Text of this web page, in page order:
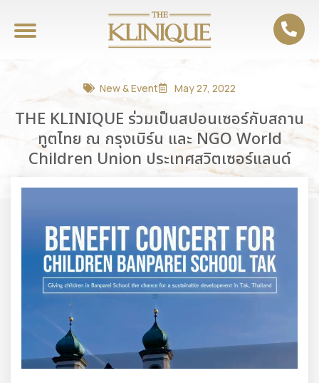
New & Event May 27, 2022
THE KLINIQUE ร่วมเป็นสปอนเซอร์กับสถาน
ทูตไทย ณ กรุงเบิร์น และ NGO World
Children Union ประเทศสวิตเซอร์แลนด์